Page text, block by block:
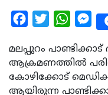
Facebook
Twitter
മലപ്പുറം
ആക്രമണത്തില്‍
കോഴിക്കോട്
ആയിരുന്ന